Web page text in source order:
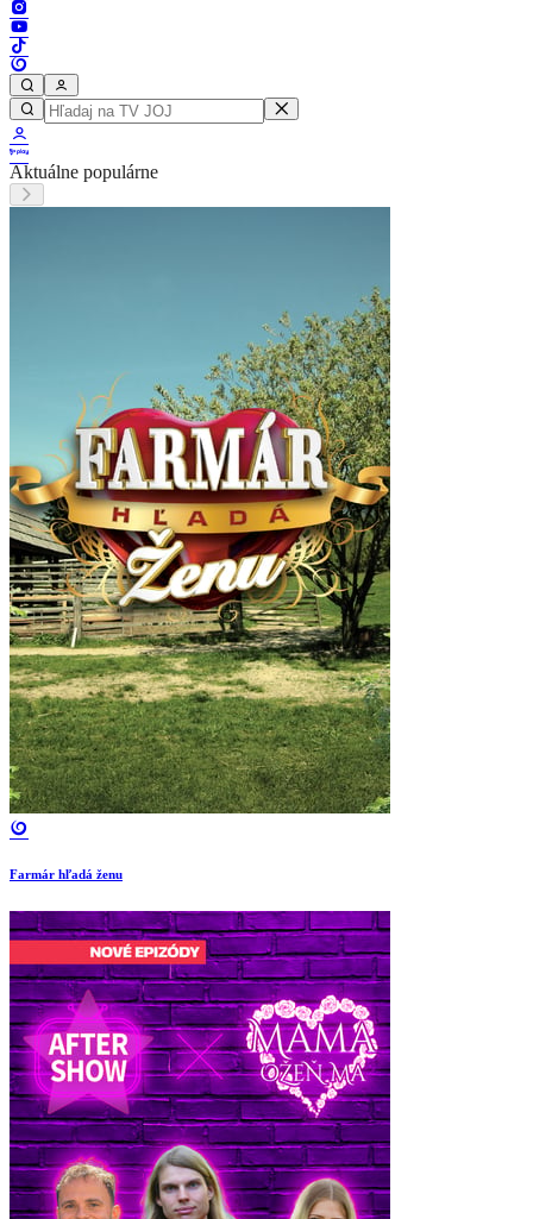
Aktuálne populárne
Farmár hľadá ženu